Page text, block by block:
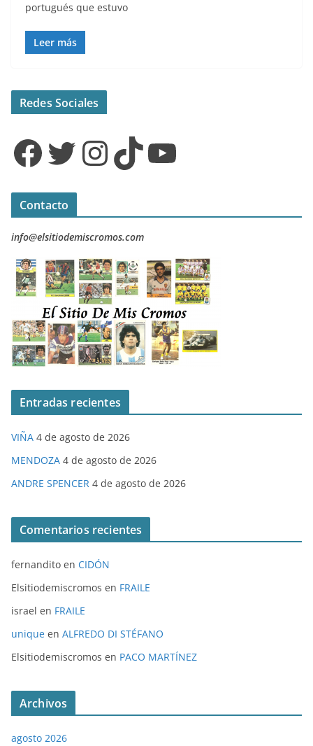
portugués que estuvo
Leer más
Redes Sociales
Facebook Twitter InstagramTikTok YouTube
Contacto
info@elsitiodemiscromos.com
Entradas recientes
VIÑA 4 de agosto de 2026
MENDOZA 4 de agosto de 2026
ANDRE SPENCER 4 de agosto de 2026
Comentarios recientes
fernandito en CIDÓN
Elsitiodemiscromos en FRAILE
israel en FRAILE
unique en ALFREDO DI STÉFANO
Elsitiodemiscromos en PACO MARTÍNEZ
Archivos
agosto 2026